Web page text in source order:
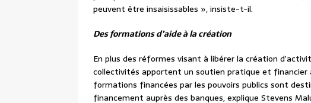
peuvent être insaisissables », insiste-t-il.
Des formations d’aide à la création
En plus des réformes visant à libérer la création
collectivités apportent un soutien pratique et financier
formations financées par les pouvoirs publics sont
financement auprès des banques, explique Stevens